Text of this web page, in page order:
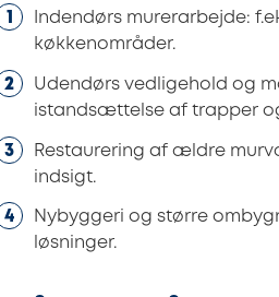
Indendørs murerarbejde:
køkkenområder.
Udendørs vedligehold og
istandsættelse af trapper
Restaurering af ældre
indsigt.
Nybyggeri og større
løsninger.